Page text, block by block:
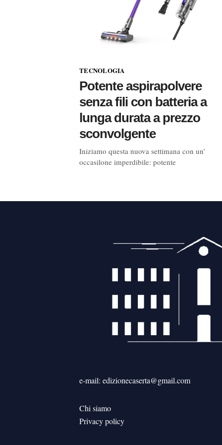
TECNOLOGIA
Potente aspirapolvere
senza fili con batteria a
lunga durata a prezzo
sconvolgente
Iniziamo questa nuova settimana con un’
occasilone imperdibile: potente
e-mail: edizionecaserta@gmail.com
Chi siamo
Privacy policy